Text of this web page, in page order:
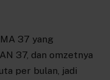
37 yang
37, dan omzetnya
per bulan, jadi